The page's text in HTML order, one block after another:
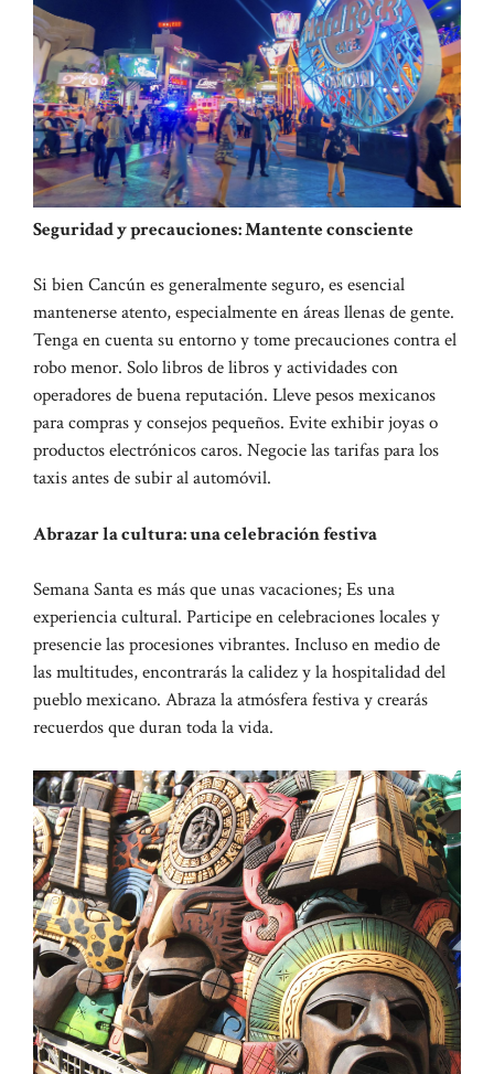
Seguridad y precauciones: Mantente consciente
Si bien Cancún es generalmente seguro, es esencial
mantenerse atento, especialmente en áreas llenas de gente.
Tenga en cuenta su entorno y tome precauciones contra el
robo menor. Solo libros de libros y actividades con
operadores de buena reputación. Lleve pesos mexicanos
para compras y consejos pequeños. Evite exhibir joyas o
productos electrónicos caros. Negocie las tarifas para los
taxis antes de subir al automóvil.
Abrazar la cultura: una celebración festiva
Semana Santa es más que unas vacaciones; Es una
experiencia cultural. Participe en celebraciones locales y
presencie las procesiones vibrantes. Incluso en medio de
las multitudes, encontrarás la calidez y la hospitalidad del
pueblo mexicano. Abraza la atmósfera festiva y crearás
recuerdos que duran toda la vida.